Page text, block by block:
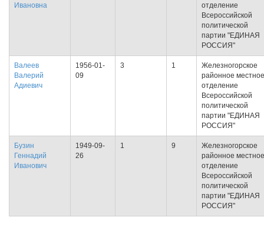
Ивановна
отделение
Всероссийской
политической
партии "ЕДИНАЯ
РОССИЯ"
Валеев
Валерий
Адиевич
1956-01-
09
3 1
Железногорское
районное местное
отделение
Всероссийской
политической
партии "ЕДИНАЯ
РОССИЯ"
Бузин
Геннадий
Иванович
1949-09-
26
1 9
Железногорское
районное местное
отделение
Всероссийской
политической
партии "ЕДИНАЯ
РОССИЯ"